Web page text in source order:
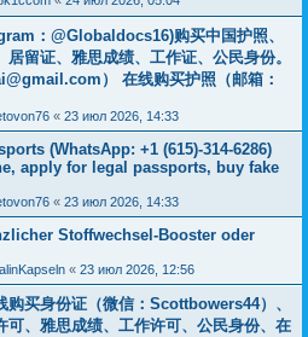
：@Globaldocs16)购买中国护照、
留证、雅思成绩、工作证、公民身份。
） 在线购买护照（邮箱：
« 23 июл 2026, 14:33
(WhatsApp: +1 (615)-314-6286)
apply for legal passports, buy fake
« 23 июл 2026, 14:33
Stoffwechsel-Booster oder
« 23 июл 2026, 12:56
购买身份证（微信：Scottbowers44）、
可、雅思成绩、工作许可、公民身份、在